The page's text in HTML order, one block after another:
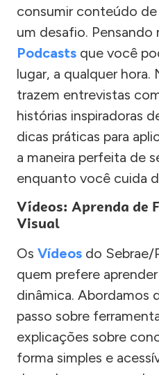
consumir conteúdo
um desafio. Pensando
Podcasts que você
lugar, a qualquer hora.
trazem entrevistas
histórias inspiradoras
dicas práticas para
a maneira perfeita de
enquanto você cuida
Vídeos: Aprenda de
Visual
Os Vídeos do Sebrae/
quem prefere
dinâmica. Abordamos
passo sobre
explicações sobre
forma simples e